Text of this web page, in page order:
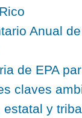
Anual
de EPA
claves
y